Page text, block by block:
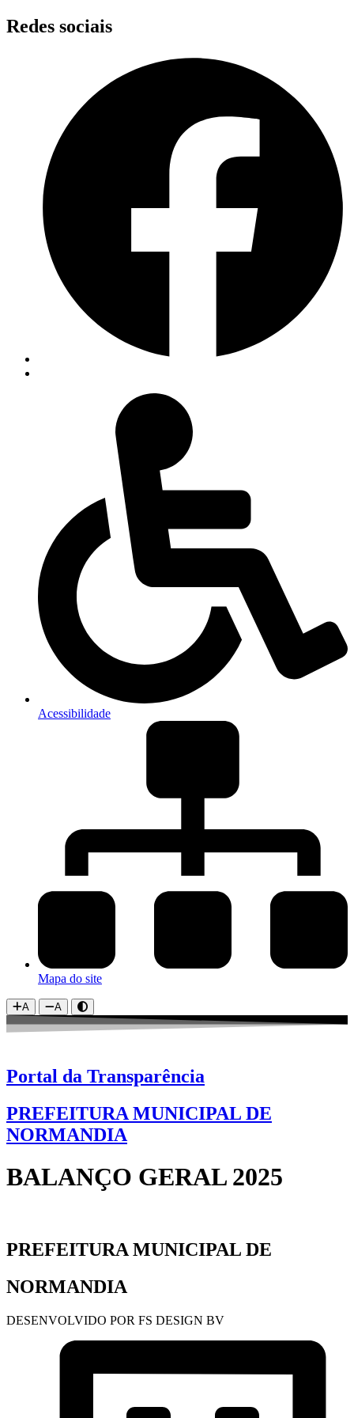
Skip
to
Redes sociais
Acessibilidade
Mapa do site
A A
Portal da Transparência
PREFEITURA MUNICIPAL DE
NORMANDIA
BALANÇO GERAL 2025
PREFEITURA MUNICIPAL DE
NORMANDIA
DESENVOLVIDO POR FS DESIGN BV